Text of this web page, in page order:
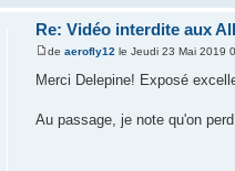
Re: Vidéo interdite aux
deaerofly12 le Jeudi 23 Mai 2019
Merci Delepine! Exposé
Au passage, je note qu'on